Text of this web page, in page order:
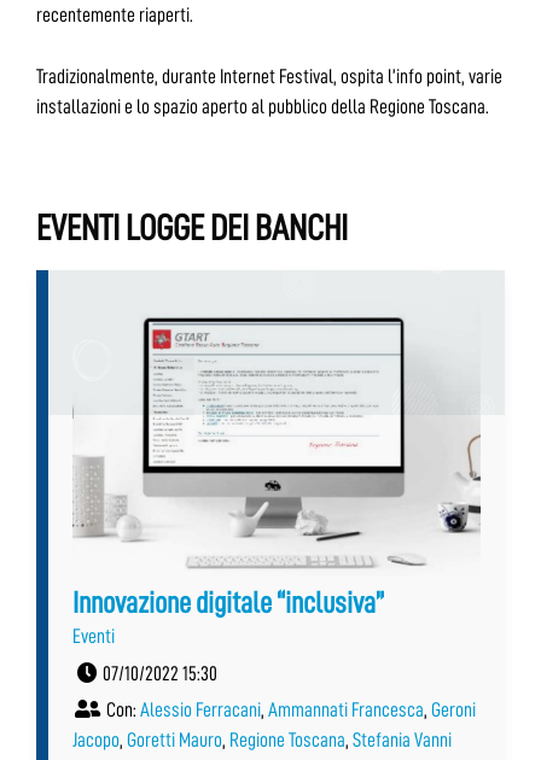
recentemente riaperti.
Tradizionalmente, durante Internet Festival, ospita l’info point, varie
installazioni e lo spazio aperto al pubblico della Regione Toscana.
EVENTI LOGGE DEI BANCHI
Innovazione digitale “inclusiva”
Eventi
07/10/2022 15:30
Con: Alessio Ferracani, Ammannati Francesca, Geroni
Jacopo, Goretti Mauro, Regione Toscana, Stefania Vanni